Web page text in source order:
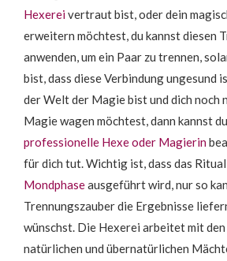
Hexereivertraut bist, oder dein
erweitern möchtest, du kannst diesen
anwenden, um ein Paar zu trennen,
bist, dass diese Verbindung ungesund
der Welt der Magie bist und dich noch
Magie wagen möchtest, dann kannst
professionelle Hexe oder Magierin
für dich tut. Wichtig ist, dass das
Mondphaseausgeführt wird, nur so
Trennungszauber die Ergebnisse
wünschst. Die Hexerei arbeitet mit
natürlichen und übernatürlichen